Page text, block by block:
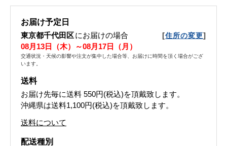
お届け予定日
東京都千代田区にお届けの場合 [住所の変更]
08月13日（木）～08月17日（月）
交通状況・天候の影響や注文が集中した場合等、お届けに時間を頂く場合がござ
います。
送料
お届け先毎に送料 550円(税込)を頂戴致します。
沖縄県は送料1,100円(税込)を頂戴致します。
送料について
配送種別